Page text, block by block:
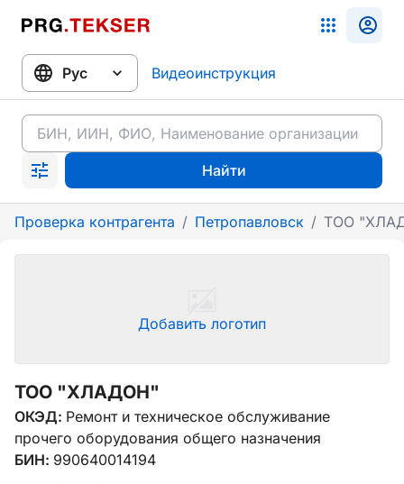
Видеоинструкция
Найти
Проверка контрагента / Петропавловск / ТОО
Добавить логотип
ТОО "ХЛАДОН"
ОКЭД: Ремонт и техническое обслуживание
прочего оборудования общего назначения
БИН: 990640014194